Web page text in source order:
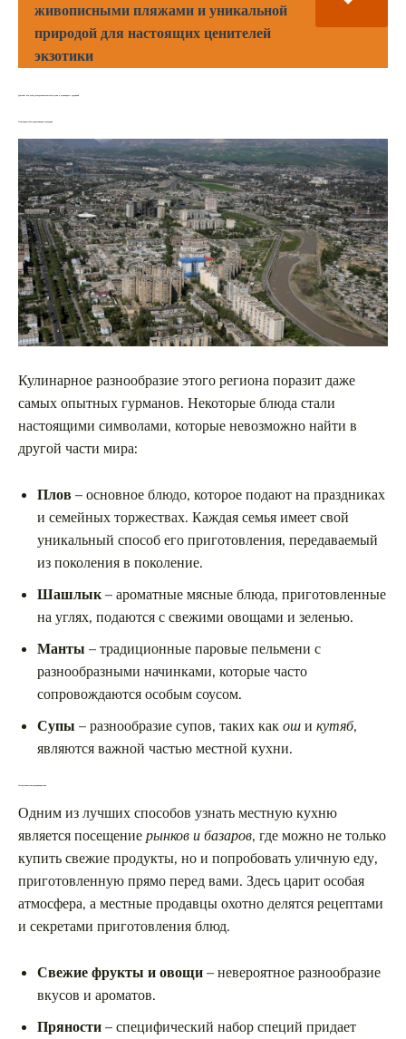
живописными пляжами и уникальной
природой для настоящих ценителей
экзотики
Душанбе как центр центральноазиатской кухни и кулинарных традиций
Популярные блюда и кулинарные традиции
Кулинарное разнообразие этого региона поразит даже
самых опытных гурманов. Некоторые блюда стали
настоящими символами, которые невозможно найти в
другой части мира:
Плов – основное блюдо, которое подают на праздниках
и семейных торжествах. Каждая семья имеет свой
уникальный способ его приготовления, передаваемый
из поколения в поколение.
Шашлык– ароматные мясные блюда, приготовленные
на углях, подаются с свежими овощами и зеленью.
Манты – традиционные паровые пельмени с
разнообразными начинками, которые часто
сопровождаются особым соусом.
Супы – разнообразие супов, таких какоши кутяб,
являются важной частью местной кухни.
Гастрономические традиции и рынки
Одним из лучших способов узнать местную кухню
является посещениерынков и базаров, где можно не только
купить свежие продукты, но и попробовать уличную еду,
приготовленную прямо перед вами. Здесь царит особая
атмосфера, а местные продавцы охотно делятся рецептами
и секретами приготовления блюд.
Свежие фрукты и овощи– невероятное разнообразие
вкусов и ароматов.
Пряности– специфический набор специй придает